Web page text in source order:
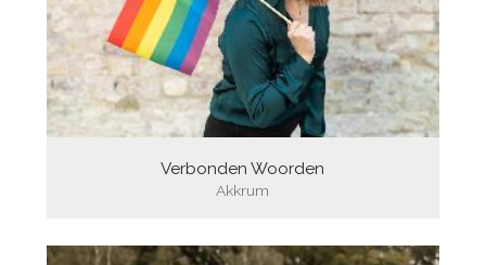
Verbonden Woorden
Akkrum